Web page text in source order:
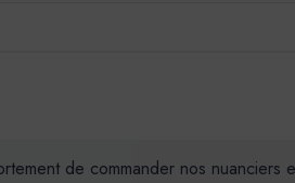
de commander nos nuanciers